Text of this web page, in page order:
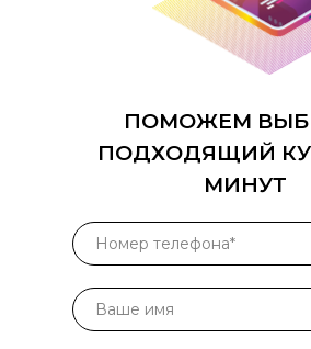
ПОМОЖЕМ
ПОДХОДЯЩИЙ
МИНУТ
конфиденциальности